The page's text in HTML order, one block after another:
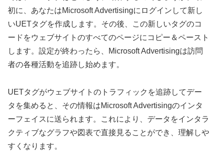
初に、あなたはMicrosoft Advertisingにログインして新し
いUETタグを作成します。その後、この新しいタグのコ
ードをウェブサイトのすべてのページにコピー＆ペースト
します。設定が終わったら、Microsoft Advertisingは訪問
者の各種活動を追跡し始めます。
UETタグがウェブサイトのトラフィックを追跡してデー
タを集めると、その情報はMicrosoft Advertisingのインタ
ーフェイスに送られます。これにより、データをインタラ
クティブなグラフや図表で直接見ることができ、理解しや
すくなります。